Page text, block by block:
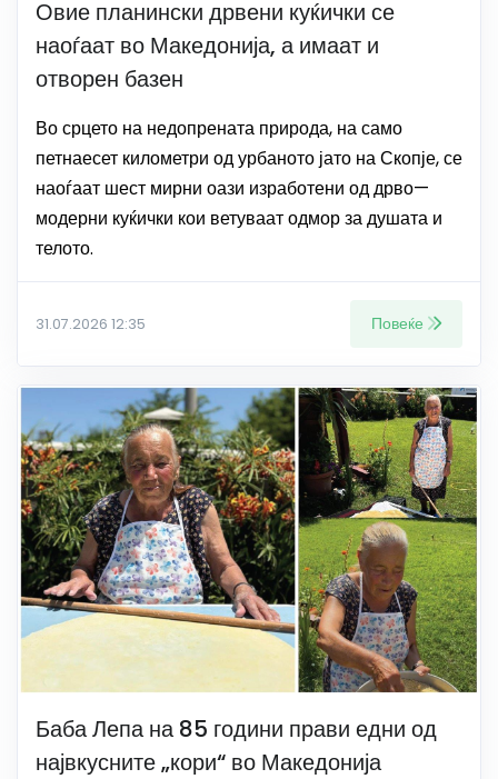
Овие планински дрвени куќички се
наоѓаат во Македонија, а имаат и
отворен базен
Во срцето на недопрената природа, на само
петнаесет километри од урбаното јато на Скопје, се
наоѓаат шест мирни оази изработени од дрво—
модерни куќички кои ветуваат одмор за душата и
телото.
31.07.2026 12:35 Повеќе
Баба Лепа на 85 години прави едни од
највкусните „кори“ во Македонија